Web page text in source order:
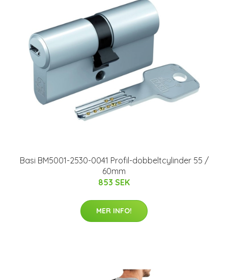
Basi BM5001-2530-0041 Profil-dobbeltcylinder 55 /
60mm
853 SEK
MER INFO!